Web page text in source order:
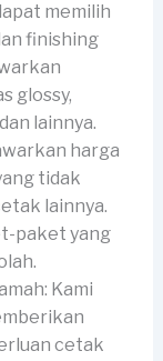
memilih
finishing
glossy,
lainnya.
harga
tidak
lainnya.
paket yang
Kami
cetak